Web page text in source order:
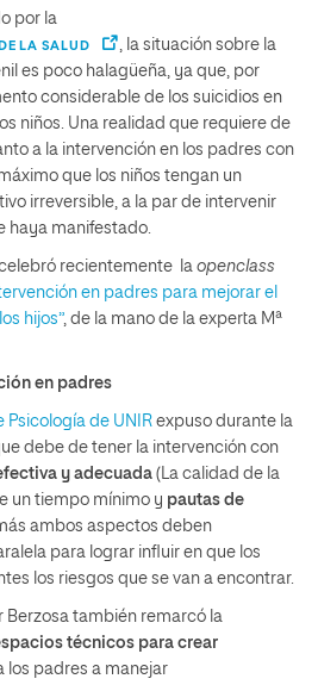
por la
LA SALUD
, la situación sobre la
es poco halagüeña, ya que, por
considerable de los suicidios en
niños. Una realidad que requiere de
a la intervención en los padres con
que los niños tengan un
irreversible, a la par de intervenir
haya manifestado.
recientemente la openclass
en padres para mejorar el
hijos”, de la mano de la experta Mª
en padres
Psicología de UNIR expuso durante la
debe de tener la intervención con
y adecuada (La calidad de la
un tiempo mínimo y pautas de
ambos aspectos deben
para lograr influir en que los
los riesgos que se van a encontrar.
Berzosa también remarcó la
técnicos para crear
los padres a manejar